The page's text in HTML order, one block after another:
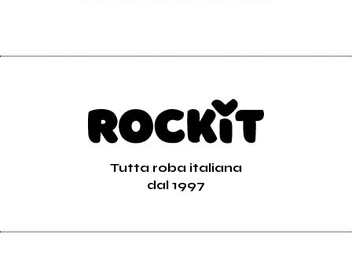
Tutta roba italiana
dal 1997